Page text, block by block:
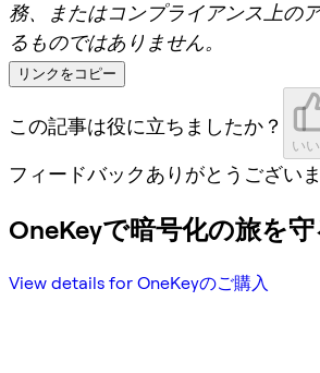
務、またはコンプライアンス上の
るものではありません。
リンクをコピー
この記事は役に立ちましたか？
い
フィードバックありがとうございま
OneKeyで暗号化の旅を守
View details for OneKeyのご購入